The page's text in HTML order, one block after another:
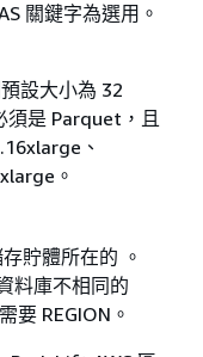
關鍵字為選用。
設大小為 32
須是 Parquet，且
、
。
貯體所在的 。
料庫不相同的
要 REGION。